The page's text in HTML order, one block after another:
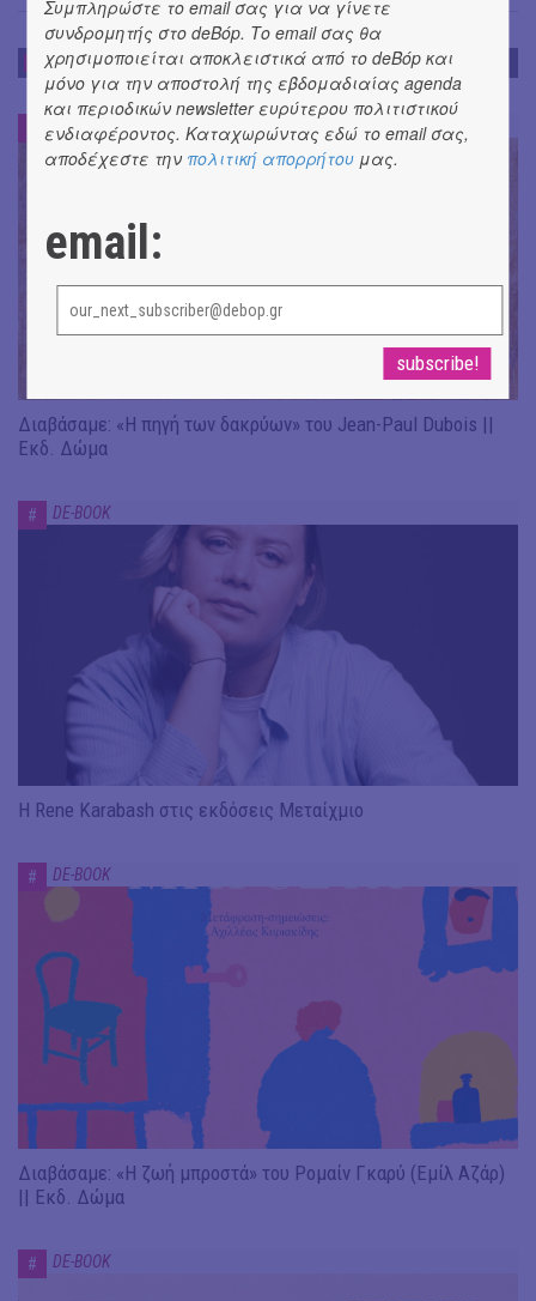
DE-BOOK
DE-BOOK
Διαβάσαμε: «Η πηγή των δακρύων» του Jean-Paul Dubois ||
Εκδ. Δώμα
# DE-BOOK
Η Rene Karabash στις εκδόσεις Μεταίχμιο
# DE-BOOK
Διαβάσαμε: «Η ζωή μπροστά» του Ρομαίν Γκαρύ (Εμίλ Αζάρ)
|| Εκδ. Δώμα
# DE-BOOK
Συμπληρώστε το email σας για να γίνετε
συνδρομητής στο deBόp. Το email σας θα
χρησιμοποιείται αποκλειστικά από το deBόp και
μόνο για την αποστολή της εβδομαδιαίας agenda
και περιοδικών newsletter ευρύτερου πολιτιστικού
ενδιαφέροντος. Καταχωρώντας εδώ το email σας,
αποδέχεστε την πολιτική απορρήτου μας.
email: